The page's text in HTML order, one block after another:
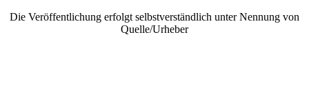
Die Veröffentlichung erfolgt selbstverständlich unter Nennung von
Quelle/Urheber